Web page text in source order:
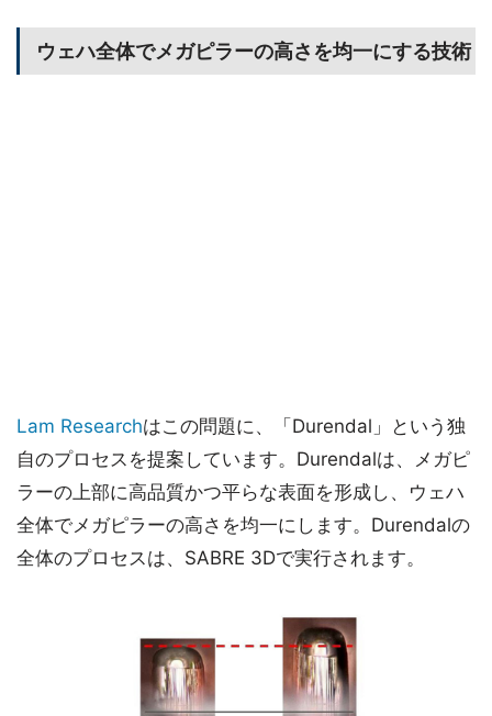
ウェハ全体でメガピラーの高さを均一にする技術
Lam Researchはこの問題に、「Durendal」という独
自のプロセスを提案しています。Durendalは、メガピ
ラーの上部に高品質かつ平らな表面を形成し、ウェハ
全体でメガピラーの高さを均一にします。Durendalの
全体のプロセスは、SABRE 3Dで実行されます。